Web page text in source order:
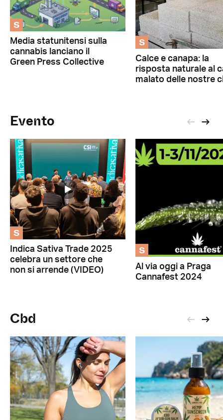
S
Media statunitensi sulla
cannabis lanciano il
Green Press Collective
S
Calce e canapa: la
risposta naturale al
malato delle nostre
Evento
S
Indica Sativa Trade 2025
celebra un settore che
non si arrende (VIDEO)
S
Al via oggi a Praga
Cannafest 2024
Cbd